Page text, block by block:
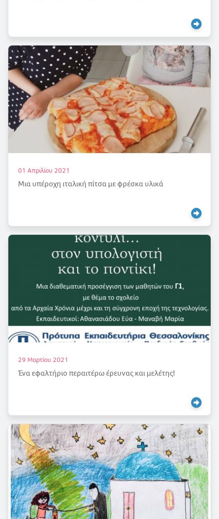
01 Απριλίου 2021
Μια υπέροχη ιταλική πίτσα με φρέσκα υλικά
29 Μαρτίου 2021
Ένα εφαλτήριο περαιτέρω έρευνας και μελέτης!